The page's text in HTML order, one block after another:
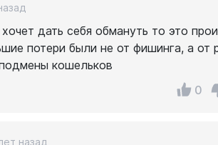
дать себя обмануть то это
потери были не от фишинга, а от
кошельков
0
назад